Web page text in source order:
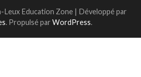
Leux Education Zone | Développé par
. Propulsé par WordPress.